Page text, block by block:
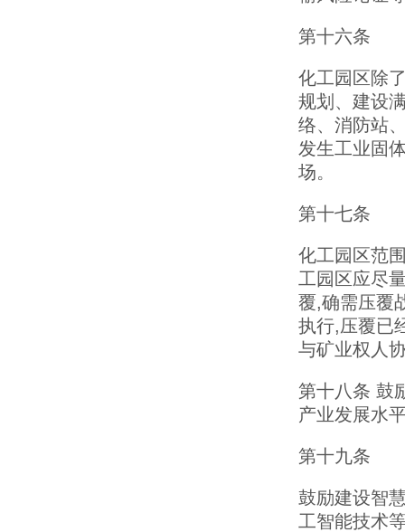
第十六条
化工园区除
规划、建设
络、消防站
发生工业固
场。
第十七条
化工园区范
工园区应尽
覆,确需压覆
执行,压覆已
与矿业权人
第十八条 鼓
产业发展水
第十九条
鼓励建设智
工智能技术